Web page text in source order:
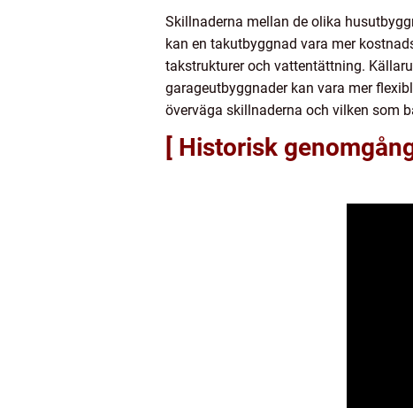
Skillnaderna mellan de olika
kan en takutbyggnad vara mer
takstrukturer och vattentättning.
garageutbyggnader kan vara mer
överväga skillnaderna och vilken som
[ Historisk